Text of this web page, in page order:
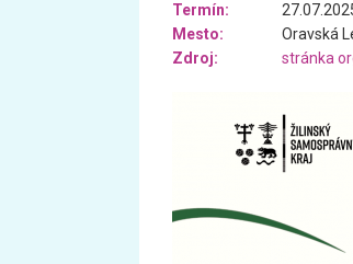
Termín:
Mesto:
Oravská
Zdroj:
stránka